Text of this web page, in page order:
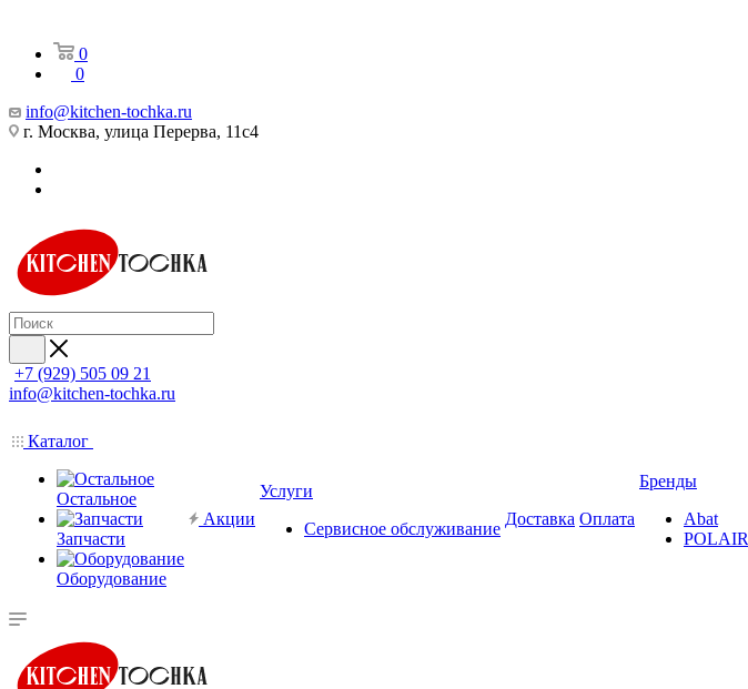
0
0
info@kitchen-tochka.ru
г. Москва, улица Перерва, 11с4
+7 (929) 505 09 21
info@kitchen-tochka.ru
Каталог
Остальное
Запчасти
Оборудование
Акции
Услуги
Сервисное обслуживание
Доставка Оплата
Бренды
Abat
POLAIR